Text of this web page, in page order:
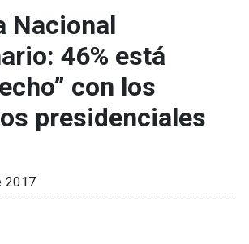
Nacional
46% está
con los
presidenciales
2017